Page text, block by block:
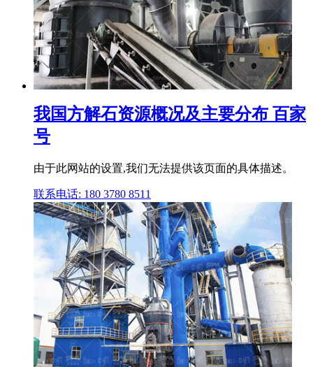
我国方解石资源概况及主要分布 百家
号
由于此网站的设置,我们无法提供该页面的具体描述。
联系电话: 180 3780 8511